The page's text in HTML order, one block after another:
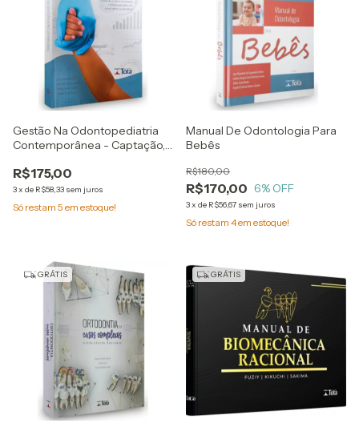
Gestão Na Odontopediatria
Contemporânea - Captação,
Fidelização Para Um
Crescimento Sustentável
R$175,00
3x de R$58,33 sem juros
Só restam 5 em estoque!
Manual De Odontologia Para
Bebês
R$170,00
R$180,00
6% OFF
3x de R$56,67 sem juros
Só restam 4em estoque!
GRÁTIS GRÁTIS